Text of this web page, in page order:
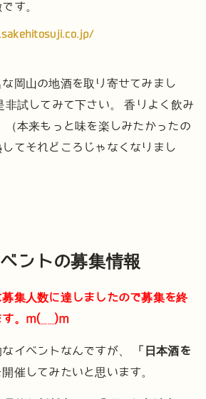
す。
岡山の地酒を取り寄せてみまし
試してみて下さい。
香りよく飲み
（本来もっと味を楽しみたかったの
てそれどころじゃなくなりまし
ントの募集情報
集人数に達しましたので募集を終
す。m(__)m
イベントなんですが、
「日本酒を
開催してみたいと思います。